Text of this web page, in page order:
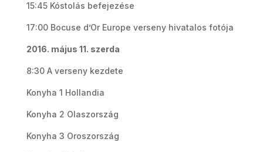
15:45 Kóstolás befejezése
17:00 Bocuse d’Or Europe verseny hivatalos fotója
2016. május 11. szerda
8:30 A verseny kezdete
Konyha 1 Hollandia
Konyha 2 Olaszország
Konyha 3 Oroszország